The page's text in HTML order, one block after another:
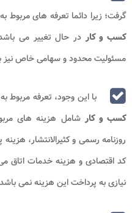
گرفت؛ زیرا دائما تعرفه های مربوط
کسب و کاردر حال تغییر می باشد
مسئولیت محدود و سهامی خاص نیز
با این وجود، تعرفه مربوط به
کسب و کارشامل هزینه های
روزنامه رسمی و کثیرالانتشار،
کد اقتصادی و هزینه خدمات اتاق
نیازی به پرداخت این هزینه نمی